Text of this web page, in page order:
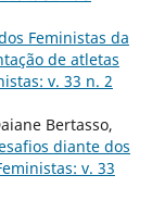
Feministas da
de atletas
v. 33 n. 2
Bertasso,
diante dos
v. 33